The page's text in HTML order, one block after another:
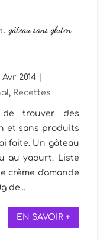
: gâteau sans gluten
Avr 2014 |
, Recettes
trouver des
et sans produits
faite. Un gâteau
au yaourt. Liste
crème d'amande
de...
EN SAVOIR +